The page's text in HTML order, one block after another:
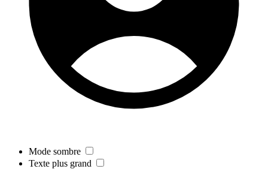
Mode sombre
Texte plus grand